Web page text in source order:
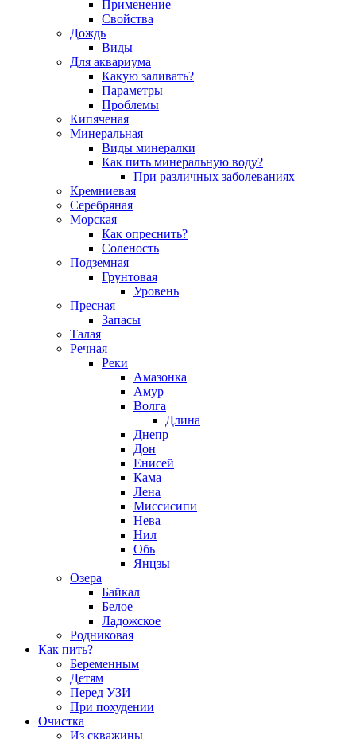
Применение
Свойства
Дождь
Виды
Для аквариума
Какую заливать?
Параметры
Проблемы
Кипяченая
Минеральная
Виды минералки
Как пить минеральную воду?
При различных заболеваниях
Кремниевая
Серебряная
Морская
Как опреснить?
Соленость
Подземная
Грунтовая
Уровень
Пресная
Запасы
Талая
Речная
Реки
Амазонка
Амур
Волга
Длина
Днепр
Дон
Енисей
Кама
Лена
Миссисипи
Нева
Нил
Обь
Янцзы
Озера
Байкал
Белое
Ладожское
Родниковая
Как пить?
Беременным
Детям
Перед УЗИ
При похудении
Очистка
Из скважины